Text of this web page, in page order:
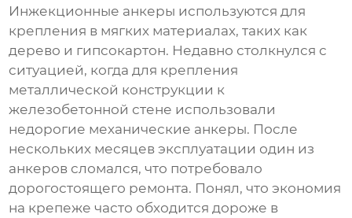
Инжекционные анкеры используются для
крепления в мягких материалах, таких как
дерево и гипсокартон. Недавно столкнулся с
ситуацией, когда для крепления
металлической конструкции к
железобетонной стене использовали
недорогие механические анкеры. После
нескольких месяцев эксплуатации один из
анкеров сломался, что потребовало
дорогостоящего ремонта. Понял, что экономия
на крепеже часто обходится дороже в